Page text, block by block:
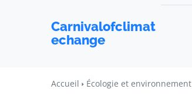
Carnivalofclimat
echange
Accueil Écologie et environnement